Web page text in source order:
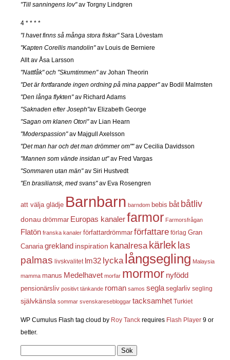
"Till sanningens lov"av Torgny Lindgren
4 * * * *
"I havet finns så många stora fiskar"Sara Lövestam
"Kapten Corellis mandolin"av Louis de Berniere
Allt av Åsa Larsson
"Nattfåk" och "Skumtimmen"av Johan Theorin
"Det är fortfarande ingen ordning på mina papper"av Bodil Malmsten
"Den långa flykten"av Richard Adams
"Saknaden efter Joseph"av Elizabeth George
"Sagan om klanen Otori"av Lian Hearn
"Moderspassion"av Majgull Axelsson
"Det man har och det man drömmer om""av Cecilia Davidsson
"Mannen som vände insidan ut"av Fred Vargas
"Sommaren utan män"av Siri Hustvedt
"En brasiliansk, med svans"av Eva Rosengren
att välja glädje Barnbarn barndom bebis båt båtliv
donau drömmar Europas kanalerfarmor Farmorsfrågan
Flatön franska kanaler författardrömmar författare förlag Gran
Canaria grekland inspiration kanalresa kärleklas
palmas livskvalitet lm32 lycka långsegling Malaysia
mamma manus Medelhavet morfar mormor nyfödd
pensionärsliv positivt tänkande roman samos segla seglarliv segling
självkänsla sommar svenskaresebloggar tacksamhet Turkiet
WP Cumulus Flash tag cloud by Roy Tanck requires Flash Player 9 or
better.